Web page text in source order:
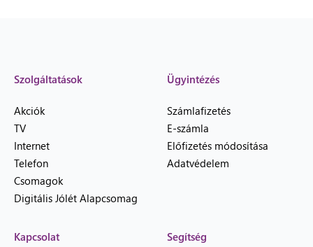
Szolgáltatások
Akciók
TV
Internet
Telefon
Csomagok
Digitális Jólét Alapcsomag
Ügyintézés
Számlafizetés
E-számla
Előfizetés módosítása
Adatvédelem
Kapcsolat Segítség